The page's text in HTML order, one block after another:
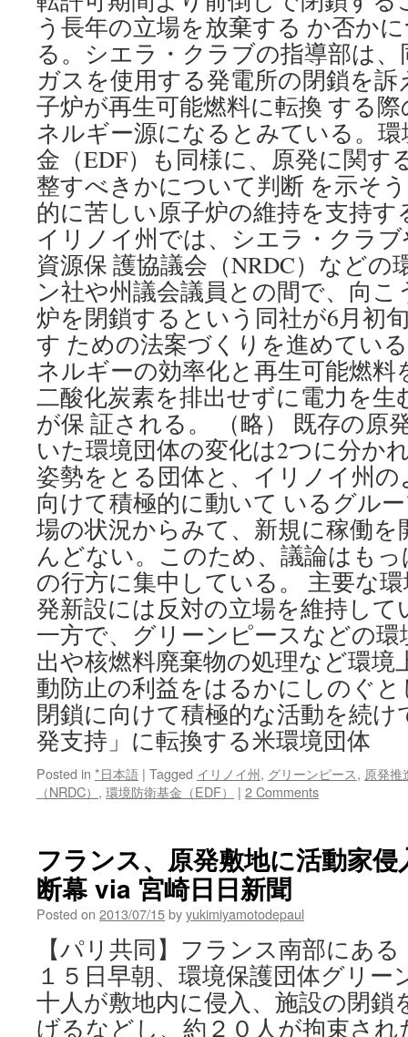
『水
に
沈
む
放
射
能』
レ
ポ
ー
ト
発
表
via
Greenpeace
う長年の立場を放棄する か否か
る。シエラ・クラブの指導部は
ガスを使用する発電所の閉鎖を
子炉が再生可能燃料に転換 する
ネルギー源になるとみている。
金（EDF）も同様に、原発に関す
整すべきかについて判断 を示そ
的に苦しい原子炉の維持を支持す
イリノイ州では、シエラ・クラ
資源保 護協議会（NRDC）などの
ン社や州議会議員との間で、向こ
炉を閉鎖するという同社が6月初
す ための法案づくりを進めてい
ネルギーの効率化と再生可能燃料
二酸化炭素を排出せずに電力を生
が保 証される。 （略） 既存の原
いた環境団体の変化は2つに分か
姿勢をとる団体と、イリノイ州
向けて積極的に動いて いるグル
場の状況からみて、新規に稼働
んどない。このため、議論はも
の行方に集中している。 主要な
発新設には反対の立場を維持して
一方で、グリーンピースなどの
出や核燃料廃棄物の処理など環境
動防止の利益をはるかにしのぐ
閉鎖に向けて積極的な活動を続け
発支持」に転換する米環境団体
Posted in *日本語 | Tagged イリノイ州, グリーンピース, 原発推
（NRDC） , 環境防衛基金（EDF） | 2 Comments
フランス、原発敷地に活動家
断幕 via 宮崎日日新聞
Posted on 2013/07/15byyukimiyamotodepaul
【パリ共同】フランス南部にあ
１５日早朝、環境保護団体グリー
十人が敷地内に侵入、施設の閉鎖
げるなどし、約２０人が拘束さ